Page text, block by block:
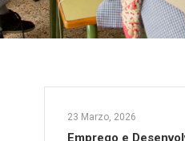
23 Marzo, 2026
Emprego e